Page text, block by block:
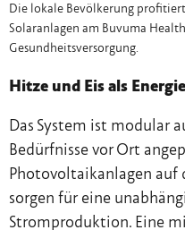
Die lokale Bevölkerung
Solaranlagen am Buvuma
Gesundheitsversorgung.
Hitze und Eis als
Das System ist modular
Bedürfnisse vor Ort
Photovoltaikanlagen auf
sorgen für eine
Stromproduktion. Eine